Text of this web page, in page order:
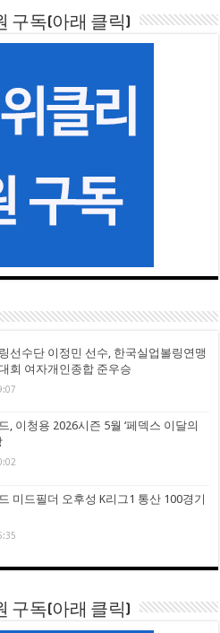
구독(아래 클릭)
선수단 이정민 선수, 한국실업볼링연맹
회 여자개인종합 준우승
, 이청용 2026시즌 5월 ‘페덱스 이달의
미드필더 오후성 K리그1 통산 100경기
구독(아래 클릭)